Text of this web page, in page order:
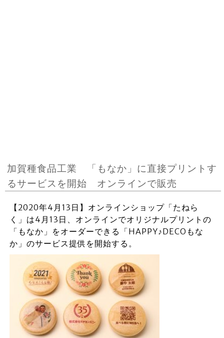
加賀種食品工業 「もなか」に直接プリントす
るサービスを開始 オンラインで販売
【2020年4月13日】オンラインショップ「たねら
く」は4月13日、オンラインでオリジナルプリントの
「もなか」をオーダーできる「HAPPY♪DECOもな
か」のサービス提供を開始する。